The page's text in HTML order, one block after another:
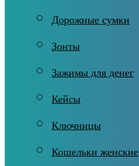
Дорожные сумки
Зонты
Зажимы для денег
Кейсы
Ключницы
Кошельки женские